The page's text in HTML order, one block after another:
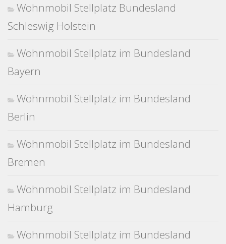
Wohnmobil Stellplatz Bundesland
Schleswig Holstein
Wohnmobil Stellplatz im Bundesland
Bayern
Wohnmobil Stellplatz im Bundesland
Berlin
Wohnmobil Stellplatz im Bundesland
Bremen
Wohnmobil Stellplatz im Bundesland
Hamburg
Wohnmobil Stellplatz im Bundesland